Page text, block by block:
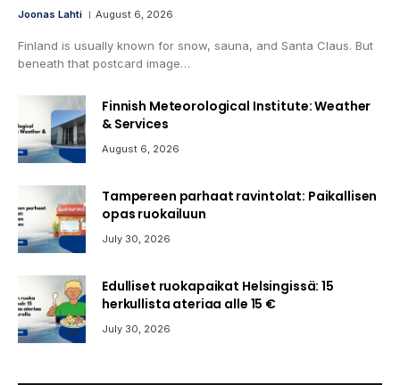
Joonas Lahti August 6, 2026
Finland is usually known for snow, sauna, and Santa Claus. But
beneath that postcard image…
Finnish Meteorological Institute: Weather
& Services
August 6, 2026
Tampereen parhaat ravintolat: Paikallisen
opas ruokailuun
July 30, 2026
Edulliset ruokapaikat Helsingissä: 15
herkullista ateriaa alle 15 €
July 30, 2026